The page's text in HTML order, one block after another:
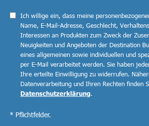
Ich willige ein, dass meine
Name, E-Mail-Adresse, Geschlecht,
Interessen an Produkten zum Zweck der
Neuigkeiten und Angeboten der Destination
eines allgemeinen sowie individuellen und
per E-Mail verarbeitet werden. Sie haben
Ihre erteilte Einwilligung zu widerrufen.
Datenverarbeitung und Ihren Rechten finden
Datenschutzerklärung.
* Pflichtfelder.